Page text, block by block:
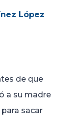
López
de que
a su madre
sacar